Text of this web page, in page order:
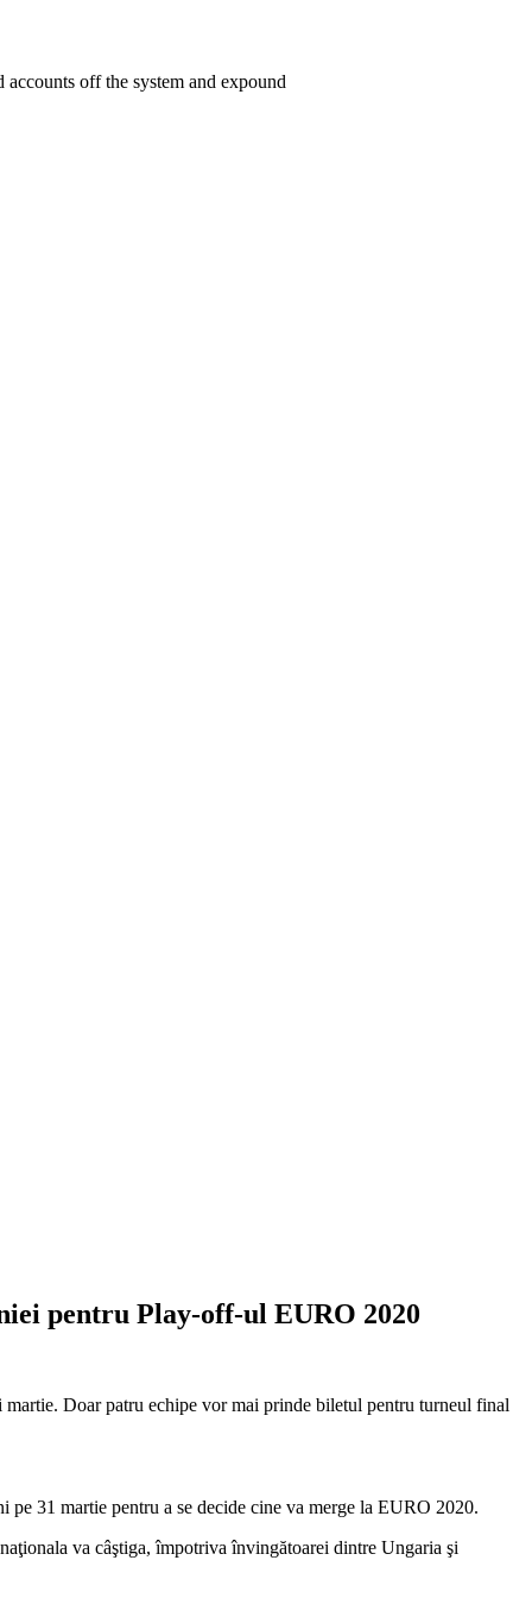
off the system and expound
pentru Play-off-ul EURO 2020
Doar patru echipe vor mai prinde biletul pentru turneul final
31 martie pentru a se decide cine va merge la EURO 2020.
va câştiga, împotriva învingătoarei dintre Ungaria şi